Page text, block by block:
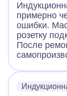
примерно
ошибки.
розетку
После